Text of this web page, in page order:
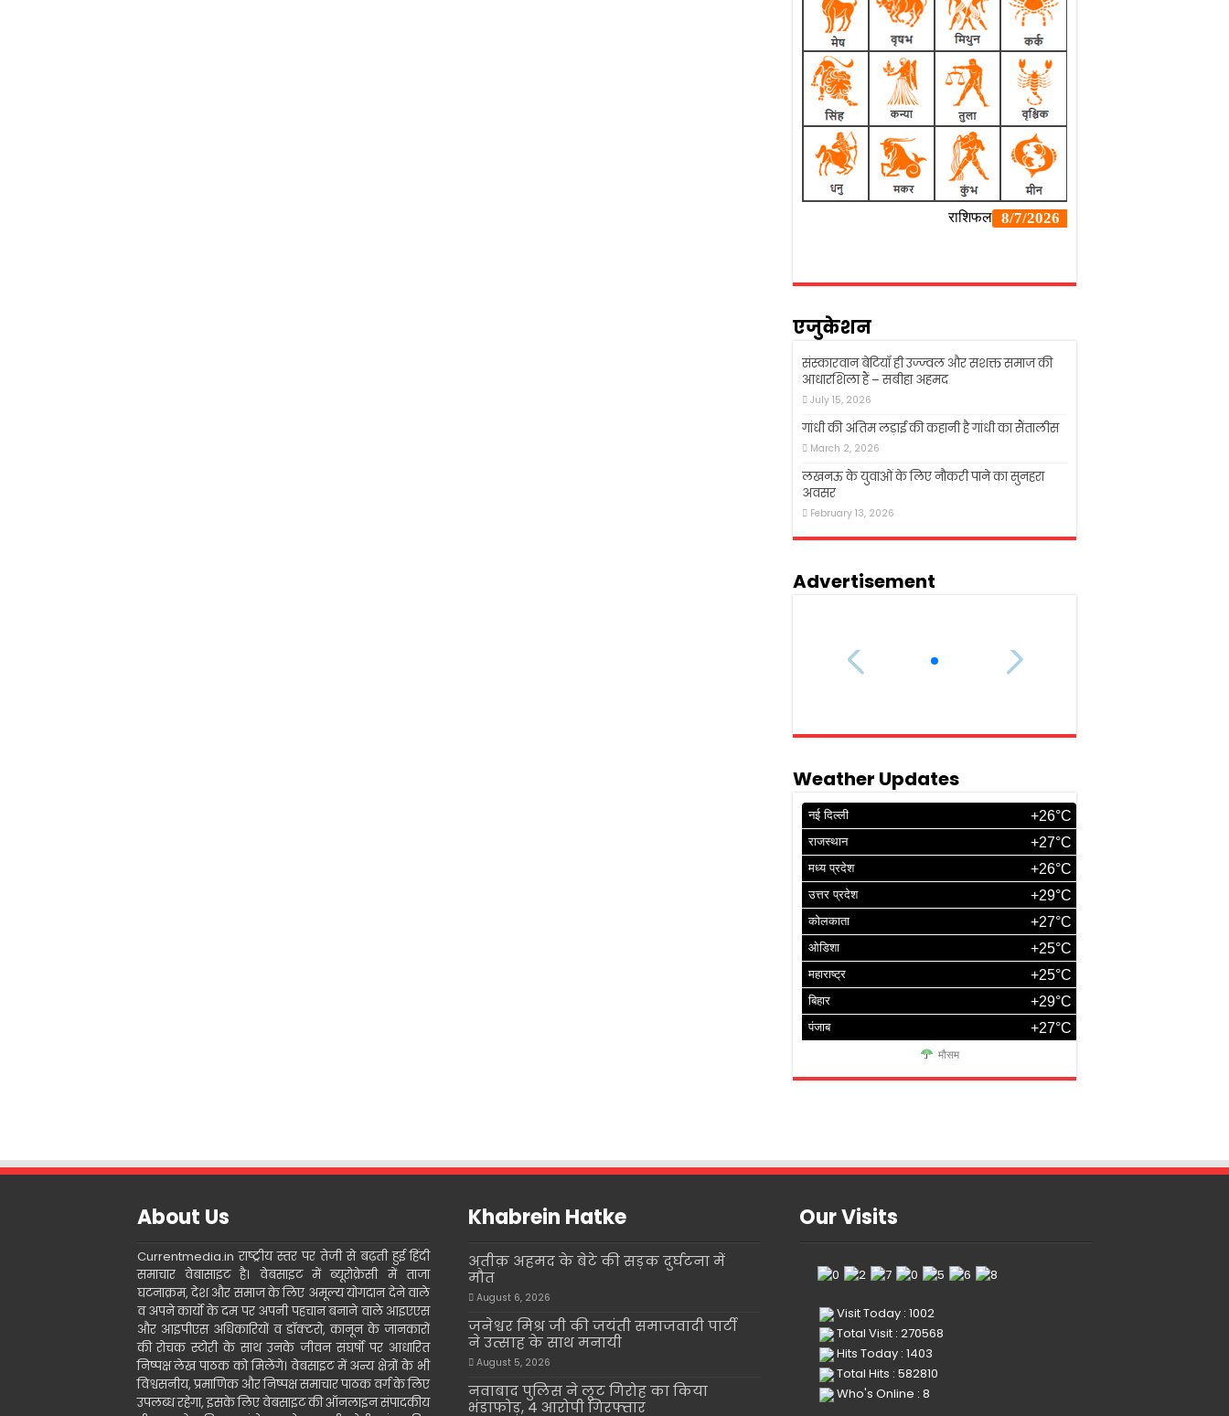
एजुकेशन
संस्कारवान बेटियाँ ही उज्ज्वल और सशक्त समाज की
आधारशिला हैं – सबीहा अहमद
July 15, 2026
गांधी की अंतिम लड़ाई की कहानी है गांधी का सैंतालीस
March 2, 2026
लखनऊ के युवाओं के लिए नौकरी पाने का सुनहरा
अवसर
February 13, 2026
Advertisement
Weather Updates
नई दिल्ली +26°C
राजस्थान +27°C
मध्य प्रदेश +26°C
उत्तर प्रदेश +29°C
कोलकाता +27°C
ओडिशा +25°C
महाराष्ट्र +25°C
बिहार +29°C
पंजाब +27°C
मौसम
About Us
Currentmedia.in राष्ट्रीय स्तर पर तेजी से बढ़ती हुई हिंदी
समाचार वेबासाइट है। वेबसाइट में ब्यूरोक्रेसी में ताजा
घटनाक्रम, देश और समाज के लिए अमूल्य योगदान देने वाले
व अपने कार्यो के दम पर अपनी पहचान बनाने वाले आइएएस
और आइपीएस अधिकारियों व डॉक्टरो, कानून के जानकारों
की रोचक स्टोरी के साथ उनके जीवन संघर्षो पर आधारित
निष्पक्ष लेख पाठक को मिलेंगे। वेबसाइट में अन्य क्षेत्रों के भी
विश्वसनीय, प्रमाणिक और निष्पक्ष समाचार पाठक वर्ग के लिए
उपलब्ध रहेगा, इसके लिए वेबसाइट की ऑनलाइन संपादकीय
Khabrein Hatke
अतीक़ अहमद के बेटे की सड़क दुर्घटना में
मौत
August 6, 2026
जनेश्वर मिश्र जी की जयंती समाजवादी पार्टी
ने उत्साह के साथ मनायी
August 5, 2026
नवाबाद पुलिस ने लूट गिरोह का किया
भंडाफोड़, 4 आरोपी गिरफ्तार
Our Visits
Visit Today : 1002
Total Visit : 270568
Hits Today : 1403
Total Hits : 582810
Who's Online : 8